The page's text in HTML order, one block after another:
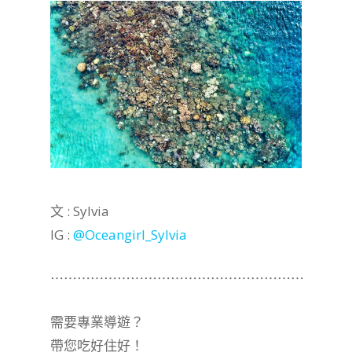
文 : Sylvia
IG : @Oceangirl_Sylvia
⋯⋯⋯⋯⋯⋯⋯⋯⋯⋯⋯⋯⋯⋯⋯⋯⋯⋯⋯
需要專業導遊？
帶您吃好住好！